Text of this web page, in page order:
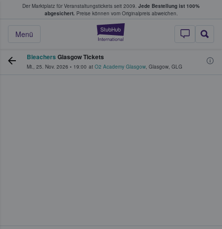
Der Marktplatz für Veranstaltungstickets seit 2009. Jede Bestellung ist 100%
abgesichert. Preise können vom Originalpreis abweichen.
StubHub - Wo
Menü
Tickets kaufen & verkaufen
Bleachers Glasgow Tickets
Mi., 25. Nov. 2026 • 19:00 at O2 Academy Glasgow, Glasgow, GLG